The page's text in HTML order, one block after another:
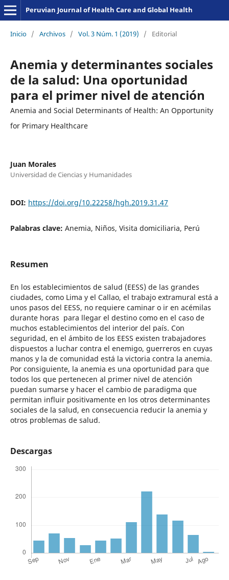
Peruvian Journal of Health Care and Global Health
Inicio / Archivos / Vol. 3 Núm. 1 (2019) / Editorial
Anemia y determinantes sociales
de la salud: Una oportunidad
para el primer nivel de atención
Anemia and Social Determinants of Health: An Opportunity
for Primary Healthcare
Juan Morales
Universidad de Ciencias y Humanidades
DOI: https://doi.org/10.22258/hgh.2019.31.47
Palabras clave: Anemia, Niños, Visita domiciliaria, Perú
Resumen
En los establecimientos de salud (EESS) de las grandes
ciudades, como Lima y el Callao, el trabajo extramural está a
unos pasos del EESS, no requiere caminar o ir en acémilas
durante horas para llegar el destino como en el caso de
muchos establecimientos del interior del país. Con
seguridad, en el ámbito de los EESS existen trabajadores
dispuestos a luchar contra el enemigo, guerreros en cuyas
manos y la de comunidad está la victoria contra la anemia.
Por consiguiente, la anemia es una oportunidad para que
todos los que pertenecen al primer nivel de atención
puedan sumarse y hacer el cambio de paradigma que
permitan influir positivamente en los otros determinantes
sociales de la salud, en consecuencia reducir la anemia y
otros problemas de salud.
Descargas